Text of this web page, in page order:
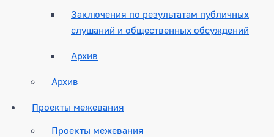
Заключения по результатам публичных
слушаний и общественных обсуждений
Архив
Архив
Проекты межевания
Проекты межевания